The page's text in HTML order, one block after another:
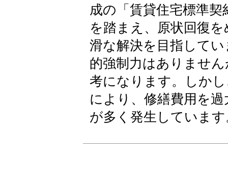
成の「賃貸住宅標準
を踏まえ、原状回復
滑な解決を目指して
的強制力はありませ
考になります。しか
により、修繕費用を
が多く発生しています